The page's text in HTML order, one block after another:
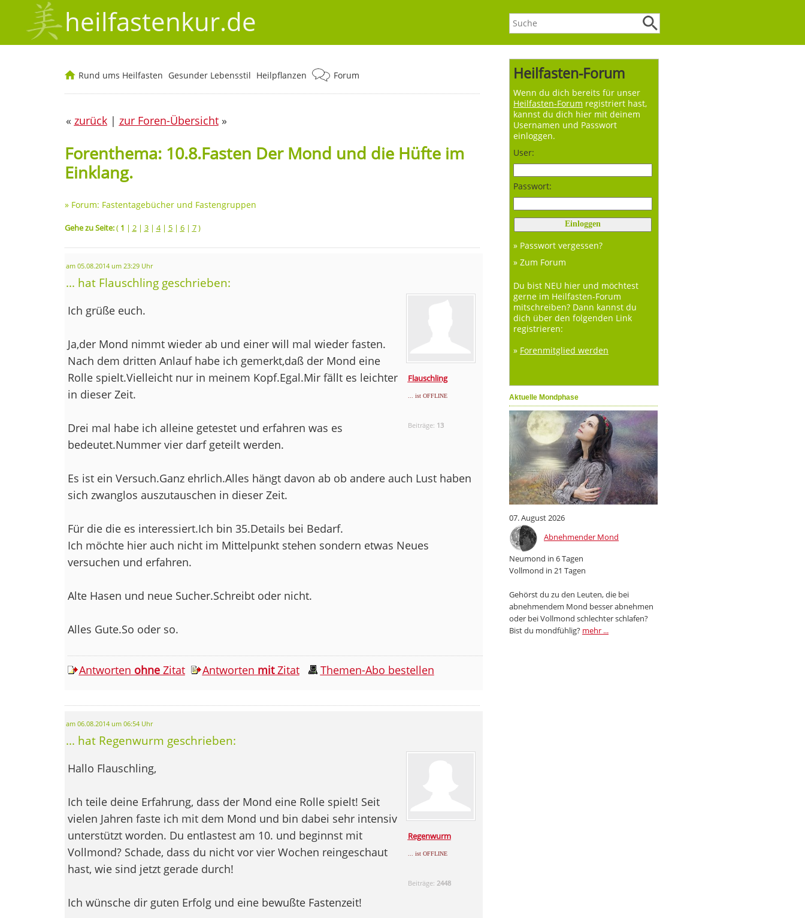
heilfastenkur.de
Heilfasten-Forum
Wenn du dich bereits für unser
Heilfasten-Forum registriert hast,
kannst du dich hier mit deinem
Usernamen und Passwort
einloggen.
User:
Passwort:
» Passwort vergessen?
» Zum Forum
Du bist NEU hier und möchtest
gerne im Heilfasten-Forum
mitschreiben? Dann kannst du
dich über den folgenden Link
registrieren:
» Forenmitglied werden
Aktuelle Mondphase
07. August 2026
Abnehmender Mond
Neumond in 6 Tagen
Vollmond in 21 Tagen
Gehörst du zu den Leuten, die bei
abnehmendem Mond besser abnehmen
oder bei Vollmond schlechter schlafen?
Bist du mondfühlig? mehr ...
Rund ums Heilfasten Gesunder Lebensstil Heilpflanzen Forum
« zurück| zur Foren-Übersicht»
Forenthema: 10.8.Fasten Der Mond und die Hüfte im
Einklang.
» Forum: Fastentagebücher und Fastengruppen
Gehe zu Seite:( 1 | 2| 3| 4| 5| 6| 7)
am 05.08.2014 um 23:29 Uhr
... hat Flauschling geschrieben:
Flauschling
... ist OFFLINE
Beiträge: 13
Ich grüße euch.
Ja,der Mond nimmt wieder ab und einer will mal wieder fasten.
Nach dem dritten Anlauf habe ich gemerkt,daß der Mond eine
Rolle spielt.Vielleicht nur in meinem Kopf.Egal.Mir fällt es leichter
in dieser Zeit.
Drei mal habe ich alleine getestet und erfahren was es
bedeutet.Nummer vier darf geteilt werden.
Es ist ein Versuch.Ganz ehrlich.Alles hängt davon ab ob andere auch Lust haben
sich zwanglos auszutauschen in dieser Zeit.
Für die die es interessiert.Ich bin 35.Details bei Bedarf.
Ich möchte hier auch nicht im Mittelpunkt stehen sondern etwas Neues
versuchen und erfahren.
Alte Hasen und neue Sucher.Schreibt oder nicht.
Alles Gute.So oder so.
Antworten ohneZitat Antworten mitZitat Themen-Abo bestellen
am 06.08.2014 um 06:54 Uhr
... hat Regenwurm geschrieben:
Regenwurm
... ist OFFLINE
Beiträge: 2448
Hallo Flauschling,
Ich teile deine Erfahrung, dass der Mond eine Rolle spielt! Seit
vielen Jahren faste ich mit dem Mond und bin dabei sehr intensiv
unterstützt worden. Du entlastest am 10. und beginnst mit
Vollmond? Schade, dass du nicht vor vier Wochen reingeschaut
hast, wie sind jetzt gerade durch!
Ich wünsche dir guten Erfolg und eine bewußte Fastenzeit!